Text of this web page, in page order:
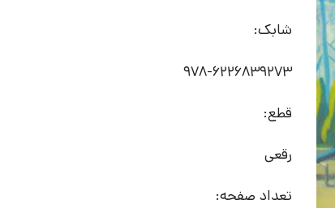
شابک:
978-6226839273
قطع:
رقعی
تعداد صفحه: